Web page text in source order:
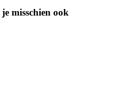
misschien ook